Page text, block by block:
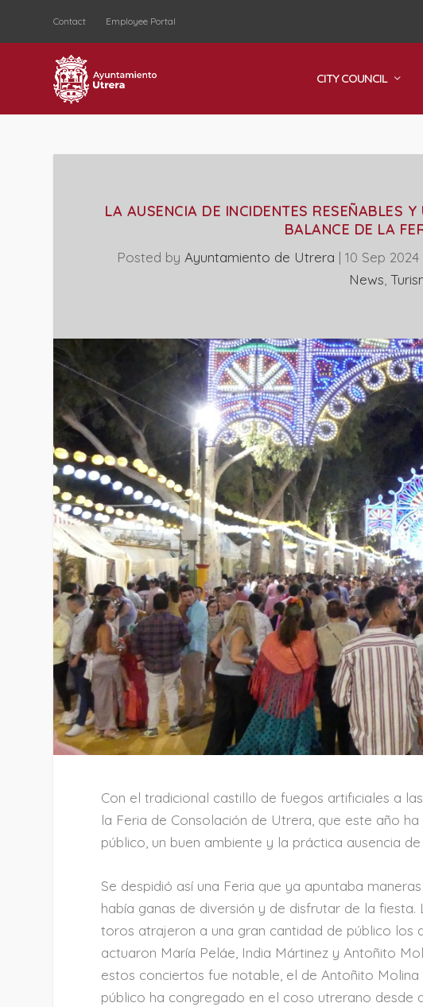
Contact Employee Portal
CITY COUNCIL
LA AUSENCIA DE INCIDENTES RESEÑABLES
BALANCE DE LA
Posted byAyuntamiento de Utrera |10 Sep 2024
News ,
Con el tradicional castillo de fuegos artificiales a
la Feria de Consolación de Utrera, que este año
público, un buen ambiente y la práctica ausencia
Se despidió así una Feria que ya apuntaba
había ganas de diversión y de disfrutar de la
toros atrajeron a una gran cantidad de público los
actuaron María Peláe, India Mártinez y Antoñito
estos conciertos fue notable, el de Antoñito
público ha congregado en el coso utrerano desde